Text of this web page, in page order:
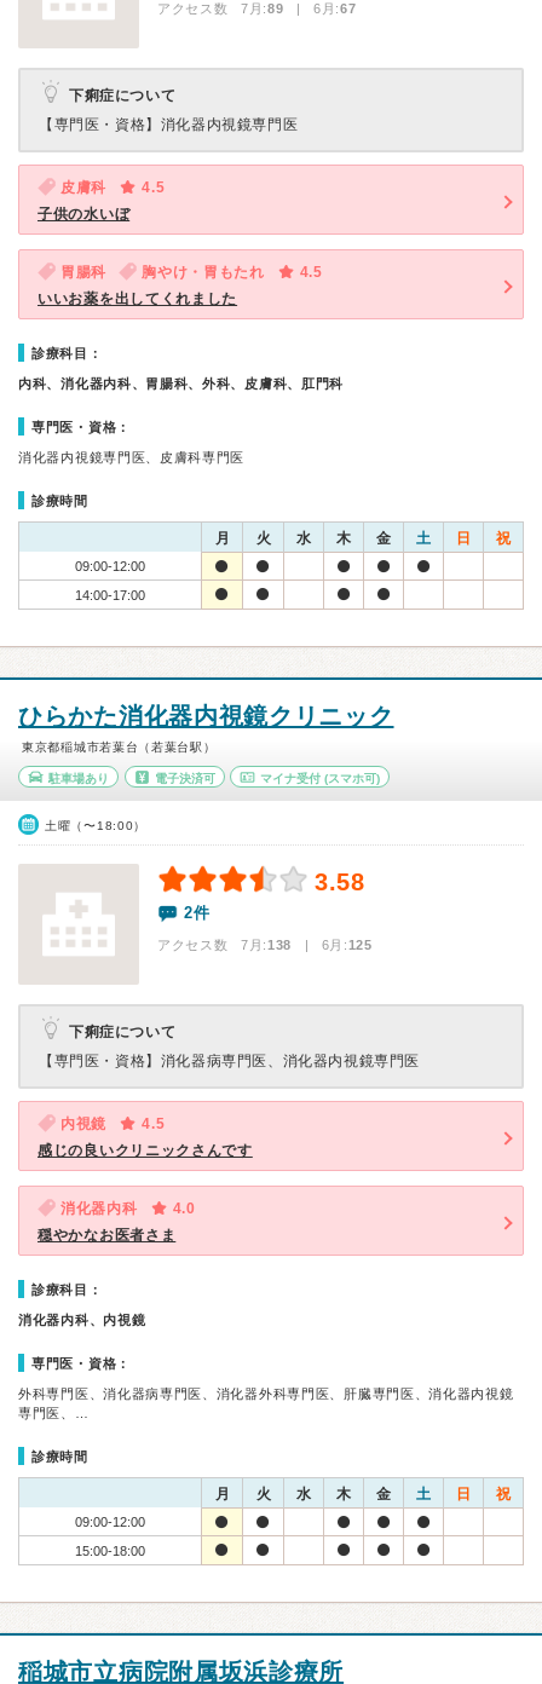
アクセス数 7月:89 | 6月:67
下痢症について
【専門医・資格】 消化器内視鏡専門医
皮膚科
4.5
子供の水いぼ
胃腸科 胸やけ・胃もたれ
4.5
いいお薬を出してくれました
診療科目：
内科、消化器内科、胃腸科、外科、皮膚科、肛門科
専門医・資格：
消化器内視鏡専門医、皮膚科専門医
診療時間
月 火 水 木 金 土 日 祝
09:00-12:00
14:00-17:00
ひらかた消化器内視鏡クリニック
東京都稲城市若葉台（若葉台駅）
駐車場あり 電子決済可 マイナ受付 (スマホ可)
土曜（〜18:00）
3.58
2件
アクセス数 7月:138 | 6月:125
下痢症について
【専門医・資格】 消化器病専門医、消化器内視鏡専門医
内視鏡
4.5
感じの良いクリニックさんです
消化器内科
4.0
穏やかなお医者さま
診療科目：
消化器内科、内視鏡
専門医・資格：
外科専門医、消化器病専門医、消化器外科専門医、肝臓専門医、消化器内視鏡
専門医、…
診療時間
月 火 水 木 金 土 日 祝
09:00-12:00
15:00-18:00
稲城市立病院附属坂浜診療所